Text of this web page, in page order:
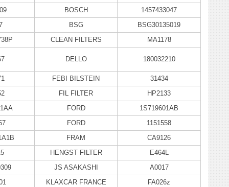
BOSCH
1457433047
BSG
BSG30135019
CLEAN FILTERS MA1178
DELLO 180032210
FEBI BILSTEIN
31434
FIL FILTER
HP2133
FORD
1S719601AB
FORD
1151558
FRAM
CA9126
HENGST FILTER
E464L
JS ASAKASHI
A0017
KLAXCAR FRANCE
FA026z